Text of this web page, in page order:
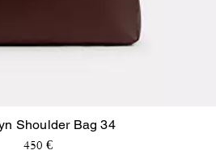
Shoulder Bag 34
450 €